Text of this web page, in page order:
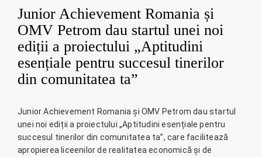
Junior Achievement Romania și
OMV Petrom dau startul unei noi
ediții a proiectului „Aptitudini
esențiale pentru succesul tinerilor
din comunitatea ta”
Junior Achievement Romania și OMV Petrom dau startul
unei noi ediții a proiectului „Aptitudini esențiale pentru
succesul tinerilor din comunitatea ta”, care facilitează
apropierea liceenilor de realitatea economică și de